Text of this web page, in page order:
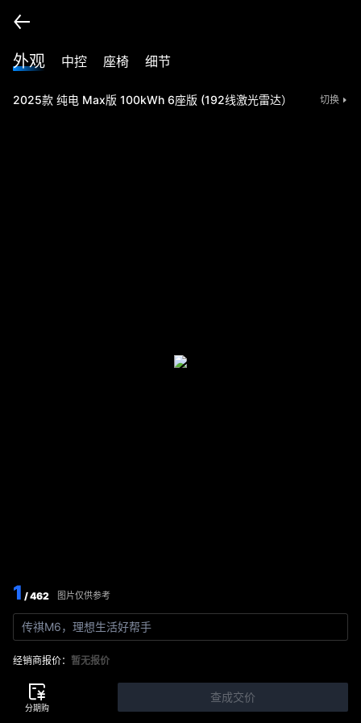
外观 中控 座椅 细节
2025款 纯电 Max版 100kWh 6座版 (192线激光雷达） 切换
1 / 462 图片仅供参考
传祺M6，理想生活好帮手
经销商报价： 暂无报价
查成交价